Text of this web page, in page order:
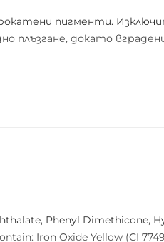
пигменти.
плъзгане, докато
Phenyl Dimethicone,
Iron Oxide Yellow (CI